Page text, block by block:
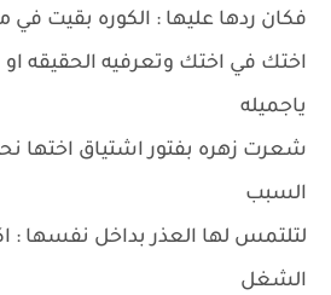
فكان ردها عليها : الكوره بقيت في
اختك في اختك وتعرفيه الحقيقه
ياجميله
شعرت زهره بفتور اشتياق اختها
السبب
لتلتمس لها العذر بداخل نفسها :
الشغل